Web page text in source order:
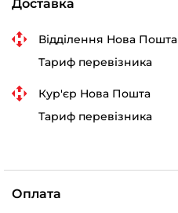
Доставка
Відділення Нова Пошта
Тариф перевізника
Кур'єр Нова Пошта
Тариф перевізника
Оплата